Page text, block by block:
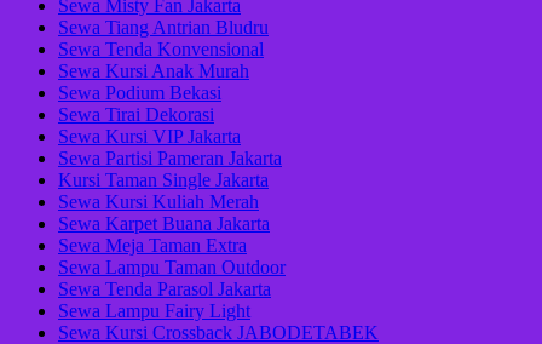
Sewa Misty Fan Jakarta
Sewa Tiang Antrian Bludru
Sewa Tenda Konvensional
Sewa Kursi Anak Murah
Sewa Podium Bekasi
Sewa Tirai Dekorasi
Sewa Kursi VIP Jakarta
Sewa Partisi Pameran Jakarta
Kursi Taman Single Jakarta
Sewa Kursi Kuliah Merah
Sewa Karpet Buana Jakarta
Sewa Meja Taman Extra
Sewa Lampu Taman Outdoor
Sewa Tenda Parasol Jakarta
Sewa Lampu Fairy Light
Sewa Kursi Crossback JABODETABEK